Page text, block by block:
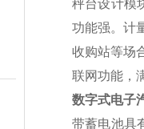
秤台设计模
功能强。计
收购站等场
联网功能，
数字式电子
带蓄电池具